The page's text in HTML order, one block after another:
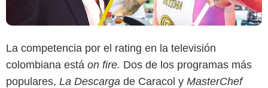
La competencia por el rating en la televisión
colombiana está on fire. Dos de los programas más
populares, La Descarga de Caracol y MasterChef